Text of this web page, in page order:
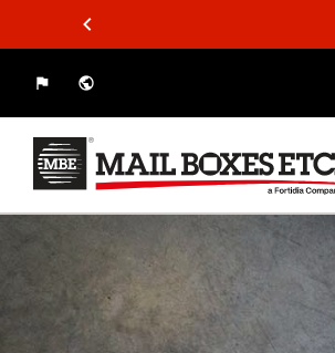
Was wollen Sie verschicken?
Wohin wollen Sie versenden?
Verpackungslösungen